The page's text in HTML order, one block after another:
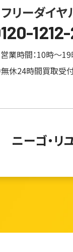
フリーダイヤ
営業時間：10時～
休24時間買取受付
ニーゴ・リ